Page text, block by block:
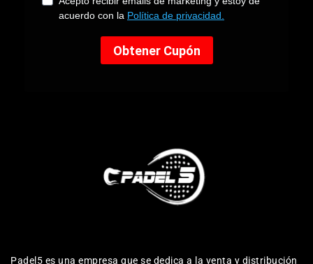
Padel5 es una empresa que se dedica a la venta y distribución